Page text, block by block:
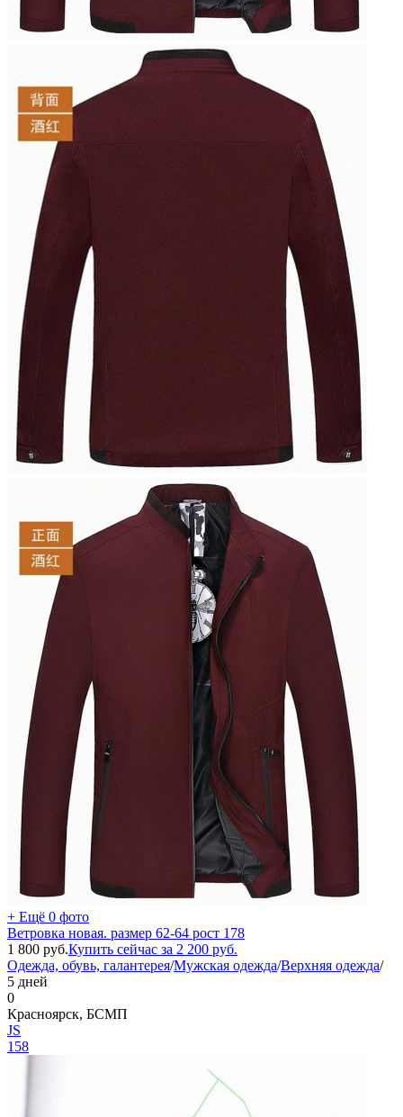
+ Ещё 0 фото
Ветровка новая. размер 62-64 рост 178
1 800 руб.Купить сейчас за 2 200 руб.
Одежда, обувь, галантерея/Мужская одежда/Верхняя одежда/
5 дней
0
Красноярск, БСМП
JS
158